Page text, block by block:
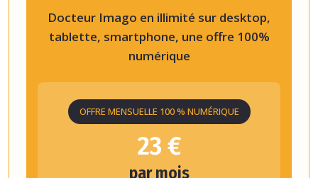
Docteur Imago en illimité sur desktop,
tablette, smartphone, une offre 100%
numérique
OFFRE MENSUELLE 100 % NUMÉRIQUE
23 €
par mois